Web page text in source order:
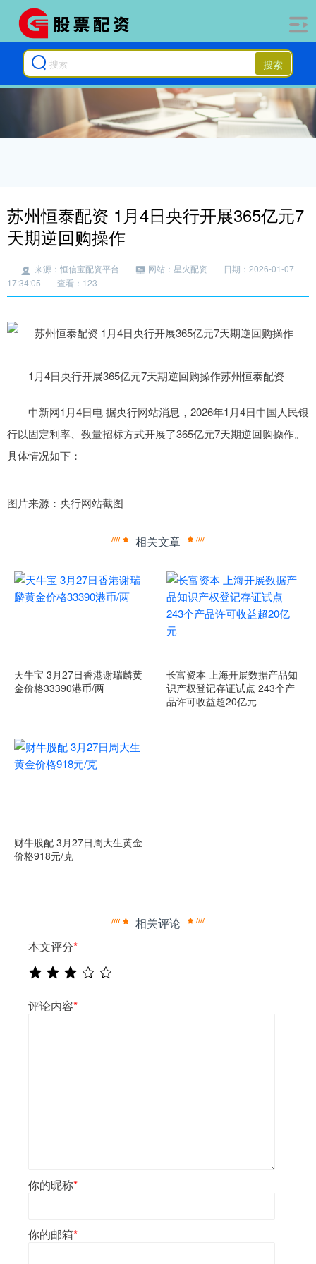
搜索
苏州恒泰配资 1月4日央行开展365亿元7
天期逆回购操作
来源：恒信宝配资平台 网站：星火配资
日期：2026-01-07
17:34:05
查看：123
1月4日央行开展365亿元7天期逆回购操作苏州恒泰配资
中新网1月4日电 据央行网站消息，2026年1月4日中国人民银
行以固定利率、数量招标方式开展了365亿元7天期逆回购操作。
具体情况如下：
图片来源：央行网站截图
相关文章
天牛宝 3月27日香港谢瑞麟黄
金价格33390港币/两
长富资本 上海开展数据产品知
识产权登记存证试点 243个产
品许可收益超20亿元
财牛股配 3月27日周大生黄金
价格918元/克
相关评论
本文评分*
评论内容*
你的昵称*
你的邮箱*